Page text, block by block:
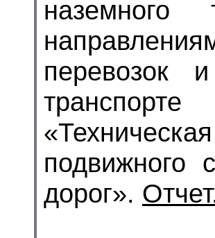
наземного
перевозок
подвижного
дорог».